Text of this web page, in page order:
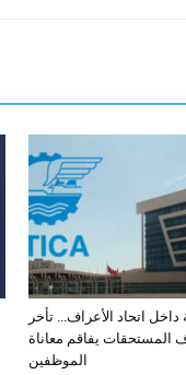
داخل اتحاد الأعراف… تأخر
المستحقات يفاقم معاناة
الموظفين